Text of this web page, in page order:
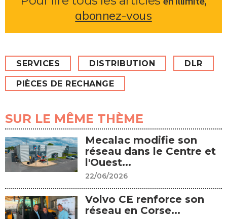
abonnez-vous
SERVICES DISTRIBUTION DLR
PIÈCES DE RECHANGE
SUR LE MÊME THÈME
Mecalac modifie son
réseau dans le Centre et
l'Ouest...
22/06/2026
Volvo CE renforce son
réseau en Corse...